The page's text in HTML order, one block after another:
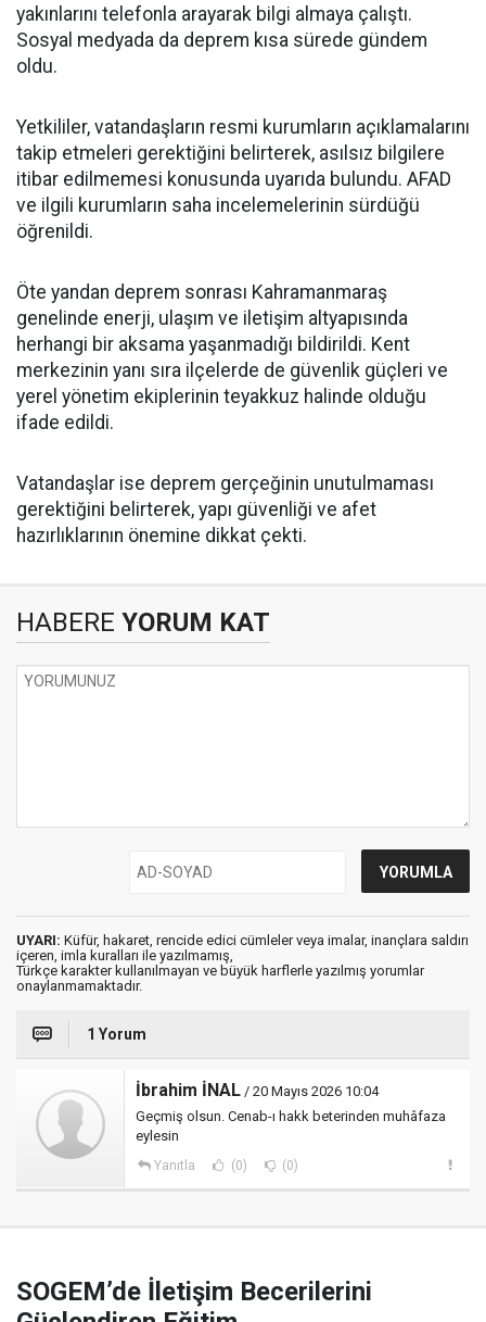
yakınlarını telefonla arayarak bilgi almaya çalıştı.
Sosyal medyada da deprem kısa sürede gündem
oldu.
Yetkililer, vatandaşların resmi kurumların açıklamalarını
takip etmeleri gerektiğini belirterek, asılsız bilgilere
itibar edilmemesi konusunda uyarıda bulundu. AFAD
ve ilgili kurumların saha incelemelerinin sürdüğü
öğrenildi.
Öte yandan deprem sonrası Kahramanmaraş
genelinde enerji, ulaşım ve iletişim altyapısında
herhangi bir aksama yaşanmadığı bildirildi. Kent
merkezinin yanı sıra ilçelerde de güvenlik güçleri ve
yerel yönetim ekiplerinin teyakkuz halinde olduğu
ifade edildi.
Vatandaşlar ise deprem gerçeğinin unutulmaması
gerektiğini belirterek, yapı güvenliği ve afet
hazırlıklarının önemine dikkat çekti.
HABERE YORUM KAT
UYARI: Küfür, hakaret, rencide edici cümleler veya imalar, inançlara saldırı
içeren, imla kuralları ile yazılmamış,
Türkçe karakter kullanılmayan ve büyük harflerle yazılmış yorumlar
onaylanmamaktadır.
1 Yorum
İbrahim İNAL / 20 Mayıs 2026 10:04
Geçmiş olsun. Cenab-ı hakk beterinden muhâfaza
eylesin
Yanıtla (0) (0)
SOGEM’de İletişim Becerilerini